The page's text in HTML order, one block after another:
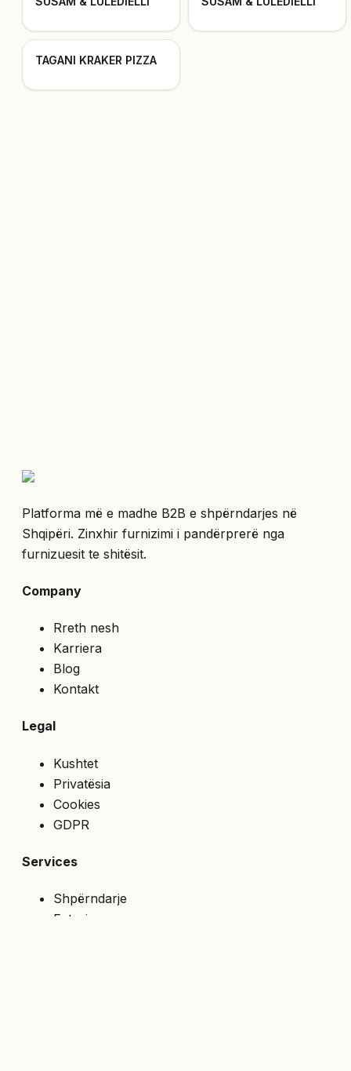
TAGANI KRAKER PIZZA
Platforma më e madhe B2B e shpërndarjes në
Shqipëri. Zinxhir furnizimi i pandërprerë nga
furnizuesit te shitësit.
Company
Rreth nesh
Karriera
Blog
Kontakt
Legal
Kushtet
Privatësia
Cookies
GDPR
Services
Shpërndarje
Faturim